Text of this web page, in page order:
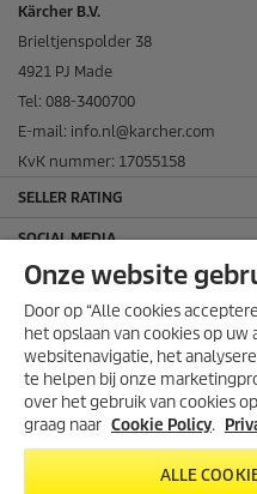
Kärcher B.V.
Brieltjenspolder 38
4921 PJ Made
Tel: 088-3400700
E-mail: info.nl@karcher.com
KvK nummer: 17055158
SELLER RATING
SOCIAL MEDIA
THUISWINKEL WAARBORG
Onze website
Door op “Alle cookies
het opslaan van cookies op
websitenavigatie, het
te helpen bij onze
over het gebruik van cookies
graag naar Cookie Policy.
ALLE